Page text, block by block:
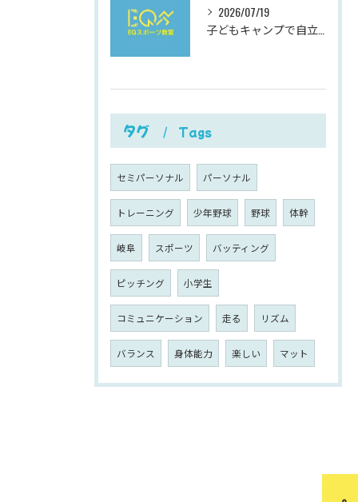
2026/07/19
タグ Tags
セミパーソナル パーソナル
トレーニング 少年野球 野球 体幹
岐阜 スポーツ バッティング
ピッチング 小学生
コミュニケーション 走る リズム
バランス 身体能力 楽しい マット